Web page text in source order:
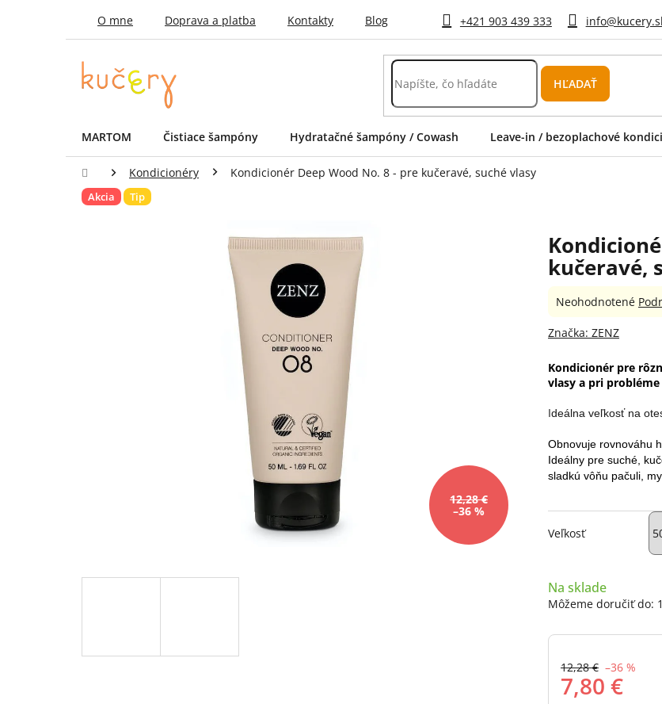
+421 903 439 333
O mne Doprava a platba Kontakty Blog
HĽADAŤ
MARTOM Čistiace šampóny Hydratačné šampóny / Cowash Leave-in / bezoplachové
DomovKondicionéry Kondicionér Deep Wood No. 8 - pre kučeravé, suché vlasy
Akcia Tip
12,28 €
–36 %
kučeravé,
Veľkosť
Na sklade
Môžeme doručiť do:
12,28 € –36 %
7,80 €
Kondicionér pre
vlasy a pri probléme
Ideálna veľkosť na
Obnovuje rovnováhu
Ideálny pre suché,
sladkú vôňu pačuli,
Priemerné
produktu
z
5
hviezdičiek.
Neohodnotené
Značka: ZENZ